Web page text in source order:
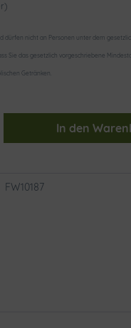
dürfen nicht an Personen unter dem
Sie das gesetzlich vorgeschriebene
Getränken.
In den
FW10187